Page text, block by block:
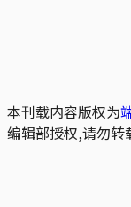
本刊载内容版权为
编辑部授权,请勿转